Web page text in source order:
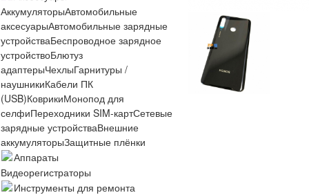
АккумуляторыАвтомобильные
аксесуарыАвтомобильные зарядные
устройстваБеспроводное зарядное
устройствоБлютуз
адаптерыЧехлыГарнитуры /
наушникиКабели ПК
(USB)КоврикиМонопод для
селфиПереходники SIM-картСетевые
зарядные устройстваВнешние
аккумуляторыЗащитные плёнки
Аппараты
Видеорегистраторы
Инструменты для ремонта